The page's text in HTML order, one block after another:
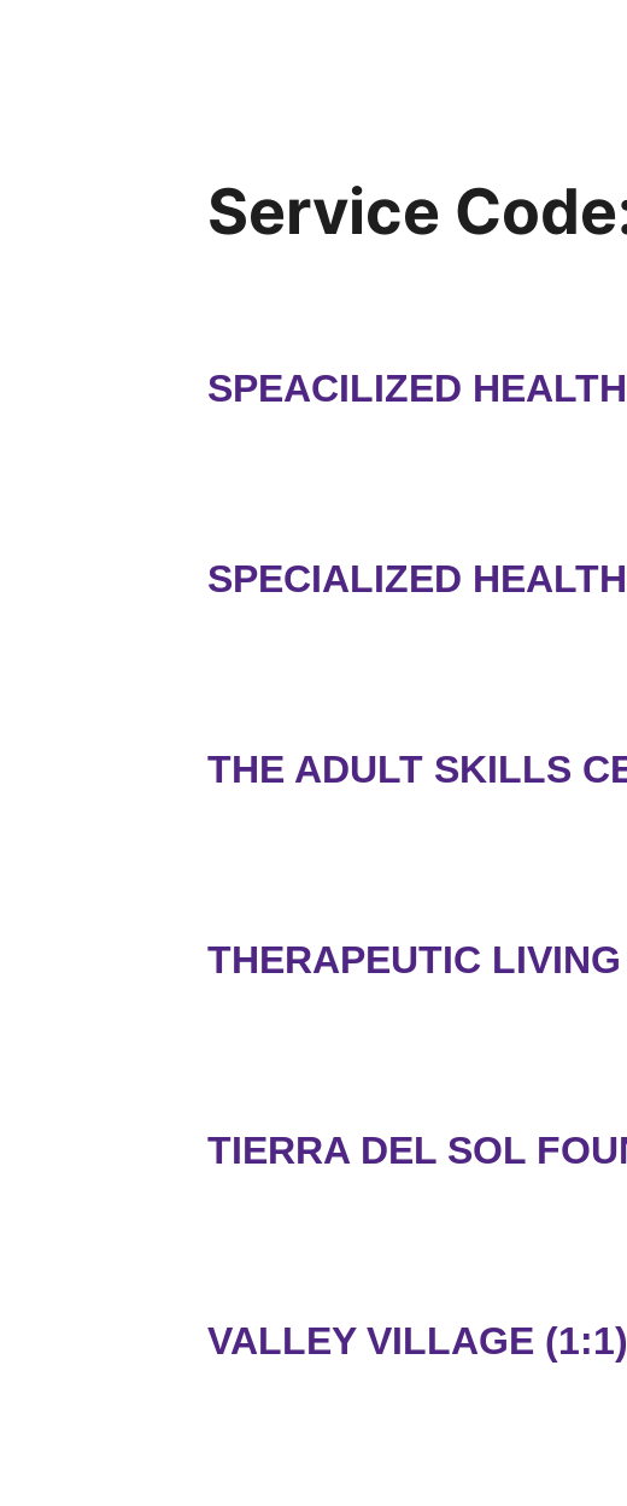
Service
SPEACILIZED
SPECIALIZED
THE ADULT SKILLS
THERAPEUTIC
TIERRA DEL SOL
VALLEY VILLAGE (1:1)